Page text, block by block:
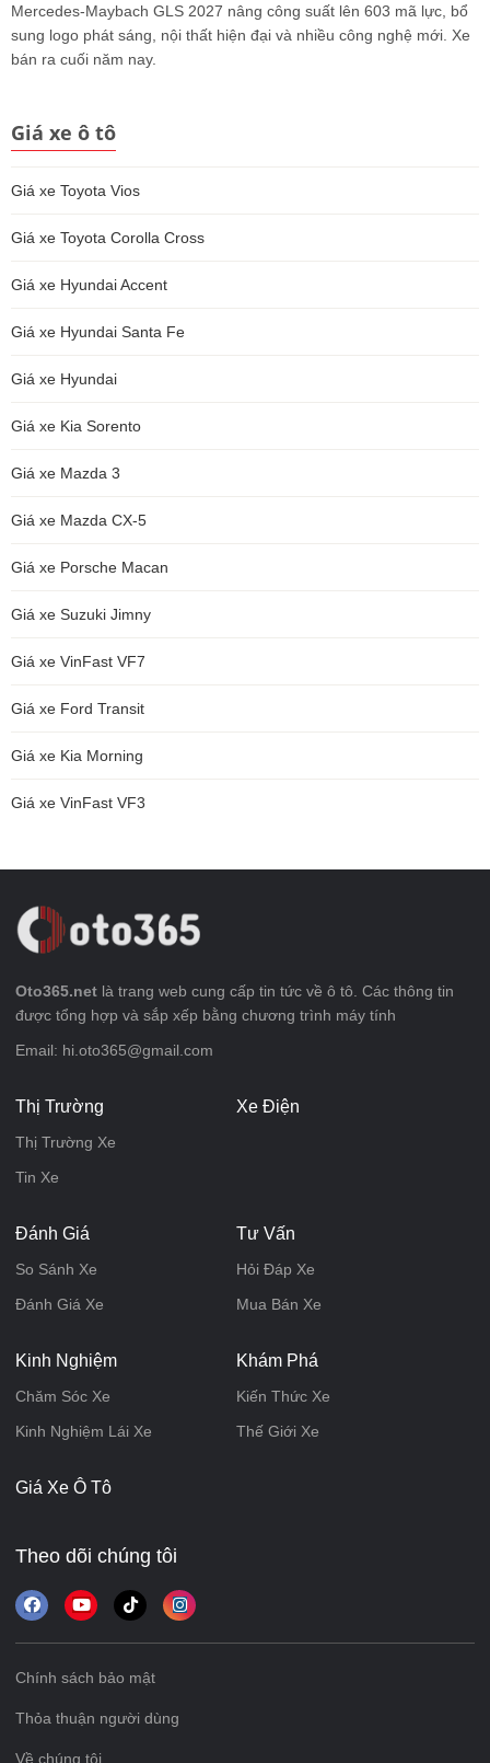
Mercedes-Maybach GLS 2027 nâng công suất lên 603 mã lực, bổ
sung logo phát sáng, nội thất hiện đại và nhiều công nghệ mới. Xe
bán ra cuối năm nay.
Giá xe ô tô
Giá xe Toyota Vios
Giá xe Toyota Corolla Cross
Giá xe Hyundai Accent
Giá xe Hyundai Santa Fe
Giá xe Hyundai
Giá xe Kia Sorento
Giá xe Mazda 3
Giá xe Mazda CX-5
Giá xe Porsche Macan
Giá xe Suzuki Jimny
Giá xe VinFast VF7
Giá xe Ford Transit
Giá xe Kia Morning
Giá xe VinFast VF3
Oto365.net là trang web cung cấp tin tức về ô tô. Các thông tin
được tổng hợp và sắp xếp bằng chương trình máy tính
Email: hi.oto365@gmail.com
Thị Trường
Thị Trường Xe
Tin Xe
Xe Điện
Đánh Giá
So Sánh Xe
Đánh Giá Xe
Tư Vấn
Hỏi Đáp Xe
Mua Bán Xe
Kinh Nghiệm
Chăm Sóc Xe
Kinh Nghiệm Lái Xe
Khám Phá
Kiến Thức Xe
Thế Giới Xe
Giá Xe Ô Tô
Theo dõi chúng tôi
Chính sách bảo mật
Thỏa thuận người dùng
Về chúng tôi